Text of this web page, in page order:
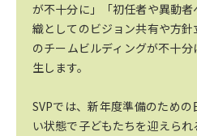
が不十分に」「初任者や異動
織としてのビジョン共有や方
のチームビルディングが不十
生します。
SVPでは、新年度準備のため
い状態で子どもたちを迎えら